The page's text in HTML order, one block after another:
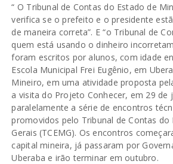
“ O Tribunal de Contas do Estado de
verifica se o prefeito e o presidente
de maneira correta”. E “o Tribunal de
quem está usando o dinheiro
foram escritos por alunos, com idade
Escola Municipal Frei Eugênio, em
Mineiro, em uma atividade proposta
a visita do Projeto Conhecer, em 29 de
paralelamente a série de encontros
promovidos pelo Tribunal de Contas do
Gerais (TCEMG). Os encontros
capital mineira, já passaram por
Uberaba e irão terminar em outubro.